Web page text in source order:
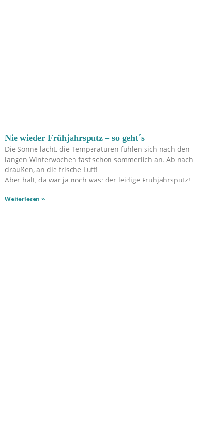
Nie wieder Frühjahrsputz – so geht´s
Die Sonne lacht, die Temperaturen fühlen sich nach den
langen Winterwochen fast schon sommerlich an. Ab nach
draußen, an die frische Luft!
Aber halt, da war ja noch was: der leidige Frühjahrsputz!
Weiterlesen »